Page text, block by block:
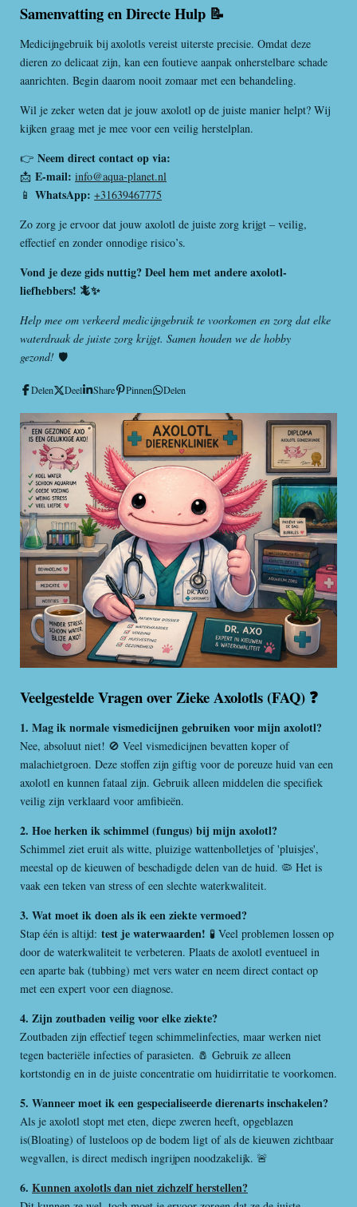
Samenvatting en Directe Hulp 📝
Medicijngebruik bij axolotls vereist uiterste precisie. Omdat deze
dieren zo delicaat zijn, kan een foutieve aanpak onherstelbare schade
aanrichten. Begin daarom nooit zomaar met een behandeling.
Wil je zeker weten dat je jouw axolotl op de juiste manier helpt? Wij
kijken graag met je mee voor een veilig herstelplan.
👉 Neem direct contact op via:
📩 E-mail: info@aqua-planet.nl
📱 WhatsApp: +31639467775
Zo zorg je ervoor dat jouw axolotl de juiste zorg krijgt – veilig,
effectief en zonder onnodige risico’s.
Vond je deze gids nuttig? Deel hem met andere axolotl-
liefhebbers! 🦎✨
Help mee om verkeerd medicijngebruik te voorkomen en zorg dat elke
waterdraak de juiste zorg krijgt. Samen houden we de hobby
gezond! 🛡️
Delen Deel Share Pinnen Delen
Veelgestelde Vragen over Zieke Axolotls (FAQ) ❓
1. Mag ik normale vismedicijnen gebruiken voor mijn axolotl?
Nee, absoluut niet! 🚫 Veel vismedicijnen bevatten koper of
malachietgroen. Deze stoffen zijn giftig voor de poreuze huid van een
axolotl en kunnen fataal zijn. Gebruik alleen middelen die specifiek
veilig zijn verklaard voor amfibieën.
2. Hoe herken ik schimmel (fungus) bij mijn axolotl?
Schimmel ziet eruit als witte, pluizige wattenbolletjes of 'pluisjes',
meestal op de kieuwen of beschadigde delen van de huid. 🦠 Het is
vaak een teken van stress of een slechte waterkwaliteit.
3. Wat moet ik doen als ik een ziekte vermoed?
Stap één is altijd: test je waterwaarden! 🧪 Veel problemen lossen op
door de waterkwaliteit te verbeteren. Plaats de axolotl eventueel in
een aparte bak (tubbing) met vers water en neem direct contact op
met een expert voor een diagnose.
4. Zijn zoutbaden veilig voor elke ziekte?
Zoutbaden zijn effectief tegen schimmelinfecties, maar werken niet
tegen bacteriële infecties of parasieten. 🧂 Gebruik ze alleen
kortstondig en in de juiste concentratie om huidirritatie te voorkomen.
5. Wanneer moet ik een gespecialiseerde dierenarts inschakelen?
Als je axolotl stopt met eten, diepe zweren heeft, opgeblazen
is(Bloating) of lusteloos op de bodem ligt of als de kieuwen zichtbaar
wegvallen, is direct medisch ingrijpen noodzakelijk. 🚨
6. Kunnen axolotls dan niet zichzelf herstellen?